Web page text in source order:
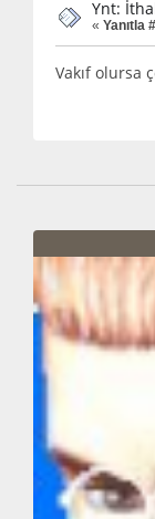
Ynt:
« Yanıtla
Vakıf olursa